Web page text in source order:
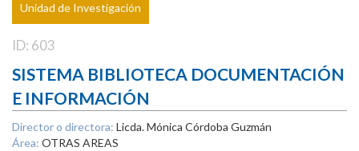
Unidad de Investigación
ID: 603
SISTEMA BIBLIOTECA DOCUMENTACIÓN
E INFORMACIÓN
Director o directora: Licda. Mónica Córdoba Guzmán
Área: OTRAS AREAS